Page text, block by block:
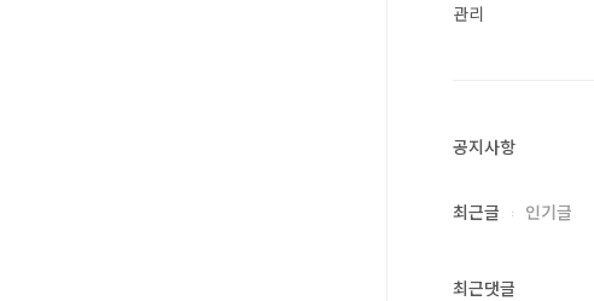
관리
공지사항
최근글 인기글
최근댓글